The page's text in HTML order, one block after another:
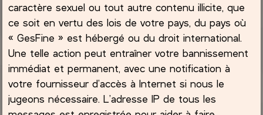
caractère sexuel ou tout autre contenu illicite, que
ce soit en vertu des lois de votre pays, du pays où
« GesFine » est hébergé ou du droit international.
Une telle action peut entraîner votre bannissement
immédiat et permanent, avec une notification à
votre fournisseur d’accès à Internet si nous le
jugeons nécessaire. L’adresse IP de tous les